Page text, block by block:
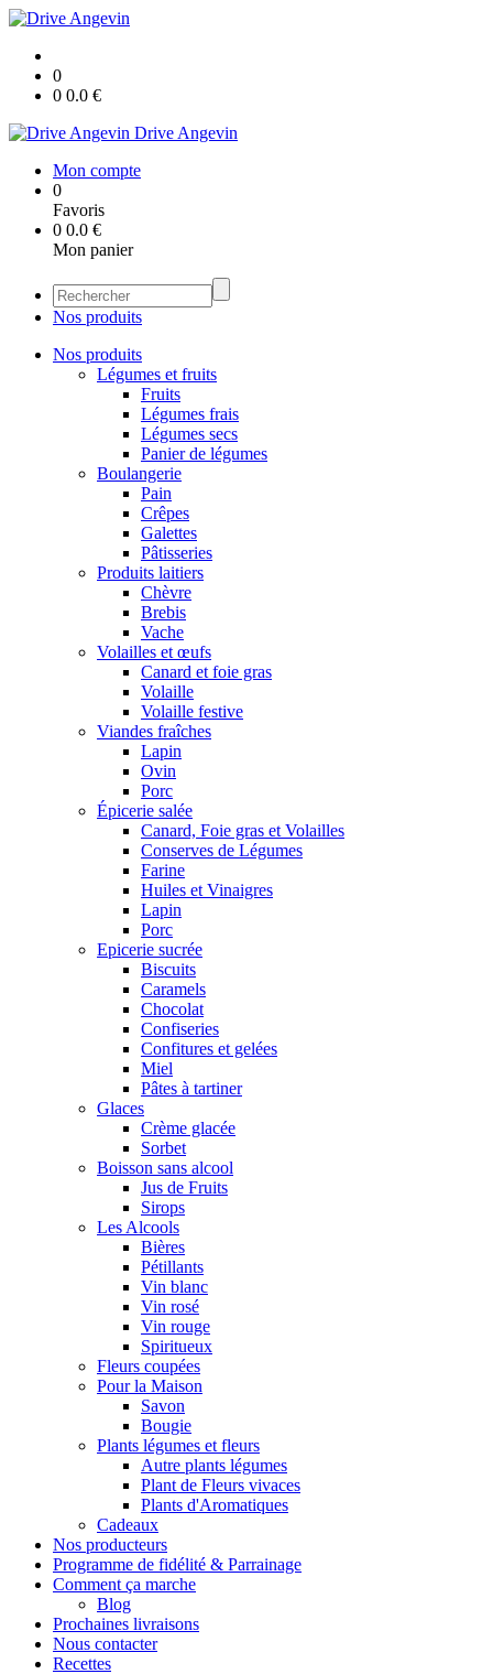
0
0 0.0 €
Drive Angevin
Mon compte
0
Favoris
0 0.0 €
Mon panier
Nos produits
Nos produits
Légumes et fruits
Fruits
Légumes frais
Légumes secs
Panier de légumes
Boulangerie
Pain
Crêpes
Galettes
Pâtisseries
Produits laitiers
Chèvre
Brebis
Vache
Volailles et œufs
Canard et foie gras
Volaille
Volaille festive
Viandes fraîches
Lapin
Ovin
Porc
Épicerie salée
Canard, Foie gras et Volailles
Conserves de Légumes
Farine
Huiles et Vinaigres
Lapin
Porc
Epicerie sucrée
Biscuits
Caramels
Chocolat
Confiseries
Confitures et gelées
Miel
Pâtes à tartiner
Glaces
Crème glacée
Sorbet
Boisson sans alcool
Jus de Fruits
Sirops
Les Alcools
Bières
Pétillants
Vin blanc
Vin rosé
Vin rouge
Spiritueux
Fleurs coupées
Pour la Maison
Savon
Bougie
Plants légumes et fleurs
Autre plants légumes
Plant de Fleurs vivaces
Plants d'Aromatiques
Cadeaux
Nos producteurs
Programme de fidélité & Parrainage
Comment ça marche
Blog
Prochaines livraisons
Nous contacter
Recettes